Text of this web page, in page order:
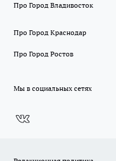
Про Город Владивосток
Про Город Краснодар
Про Город Ростов
Мы в социальных сетях